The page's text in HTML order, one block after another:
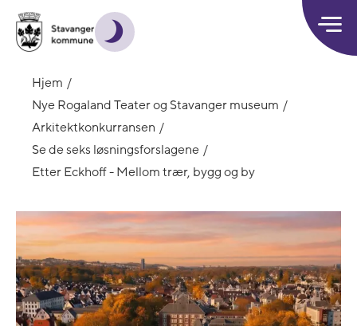
Hjem
Nye Rogaland Teater og Stavanger museum
Arkitektkonkurransen
Se de seks løsningsforslagene
Etter Eckhoff - Mellom trær, bygg og by